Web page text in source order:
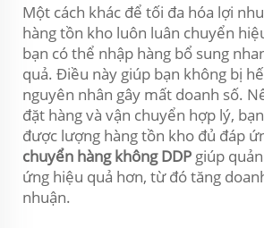
Một cách khác để tối đa hóa lợi
hàng tồn kho luôn luân chuyển
bạn có thể nhập hàng bổ sung
quả. Điều này giúp bạn không bị
nguyên nhân gây mất doanh số.
đặt hàng và vận chuyển hợp lý,
được lượng hàng tồn kho đủ đáp
chuyển hàng không DDP giúp
ứng hiệu quả hơn, từ đó tăng
nhuận.